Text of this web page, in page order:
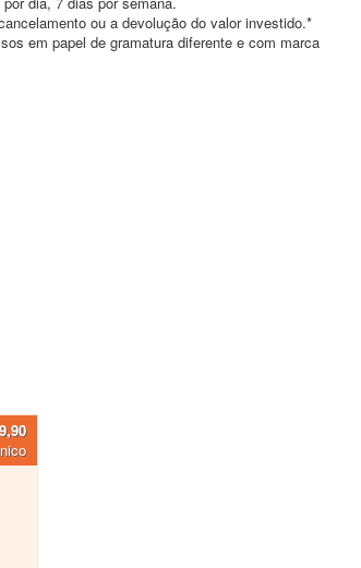
ou a devolução do valor investido.*
em papel de gramatura diferente e com marca